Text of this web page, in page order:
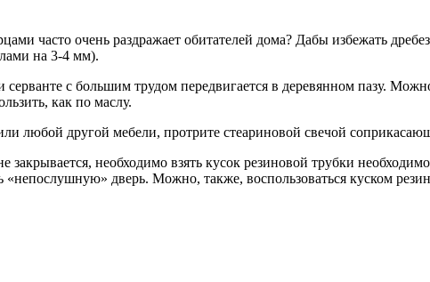
часто очень раздражает обитателей дома? Дабы избежать
на 3-4 мм).
серванте с большим трудом передвигается в деревянном пазу.
как по маслу.
любой другой мебели, протрите стеариновой свечой
закрывается, необходимо взять кусок резиновой трубки
дверь. Можно, также, воспользоваться куском